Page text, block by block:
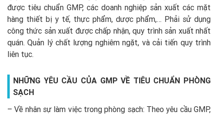
được tiêu chuẩn GMP, các doanh nghiệp sản xuất các mặt
hàng thiết bị y tế, thực phẩm, dược phẩm,… Phải sử dụng
công thức sản xuất được chấp nhận, quy trình sản xuất nhất
quán. Quản lý chất lượng nghiêm ngặt, và cải tiến quy trình
liên tục.
NHỮNG YÊU CẦU CỦA GMP VỀ TIÊU CHUẨN PHÒNG
SẠCH
– Về nhân sự làm việc trong phòng sạch: Theo yêu cầu GMP,